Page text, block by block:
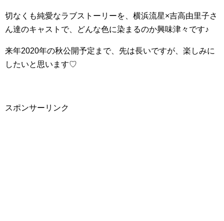
切なくも純愛なラブストーリーを、横浜流星×吉高由里子さ
ん達のキャストで、どんな色に染まるのか興味津々です♪
来年2020年の秋公開予定まで、先は長いですが、楽しみに
したいと思います♡
スポンサーリンク